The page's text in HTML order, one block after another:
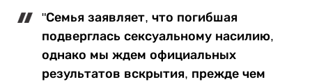
"Семья заявляет, что погибшая
подверглась сексуальному насилию,
однако мы ждем официальных
результатов вскрытия, прежде чем